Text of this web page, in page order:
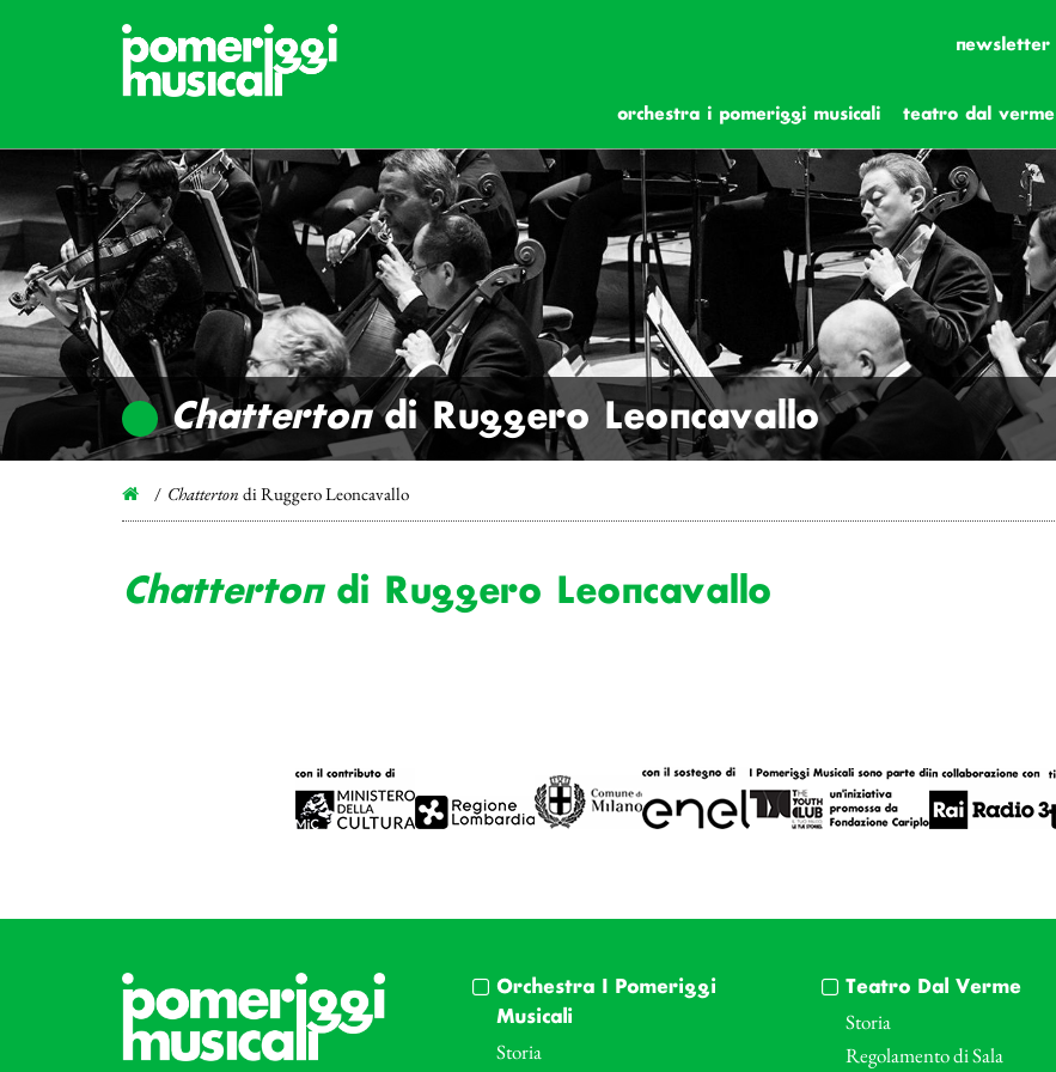
newsletter
orchestra i pomeriggi musicali teatro dal verme
Chattertondi Ruggero Leoncavallo
Chatterton di Ruggero Leoncavallo
Chattertondi Ruggero Leoncavallo
Orchestra I Pomeriggi
Musicali
Storia
Teatro Dal Verme
Storia
Regolamento di Sala